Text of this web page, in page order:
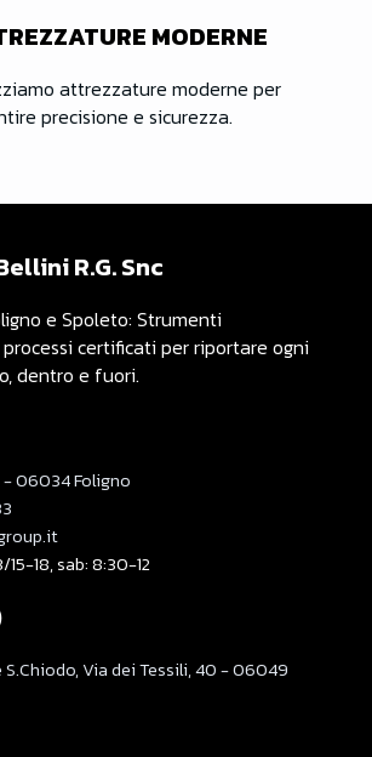
MODERNE
attrezzature moderne per
precisione e sicurezza.
R.G. Snc
e Spoleto: Strumenti
certificati per riportare ogni
dentro e fuori.
- 06034 Foligno
18, sab: 8:30-12
Via dei Tessili, 40 - 06049